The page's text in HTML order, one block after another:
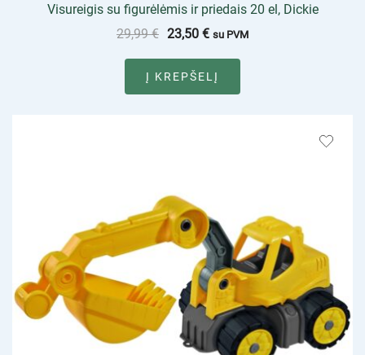
Visureigis su figurėlėmis ir priedais 20 el, Dickie
29,99€ 23,50 € su PVM
Į KREPŠELĮ